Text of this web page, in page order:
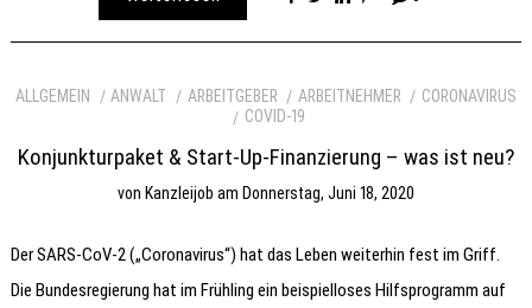
ALLGEMEIN ANWALT ARBEITGEBER ARBEITNEHMER
CORONAVIRUS
COVID-19
Konjunkturpaket & Start-Up-Finanzierung – was ist neu?
von Kanzleijob am Donnerstag, Juni 18, 2020
Der SARS-CoV-2 („Coronavirus“) hat das Leben weiterhin fest im Griff.
Die Bundesregierung hat im Frühling ein beispielloses Hilfsprogramm auf